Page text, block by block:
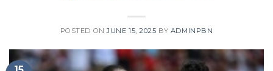
POSTED ONJUNE 15, 2025 BY ADMINPBN